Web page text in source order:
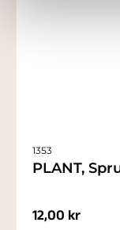
1353
PLANT,
12,00 kr